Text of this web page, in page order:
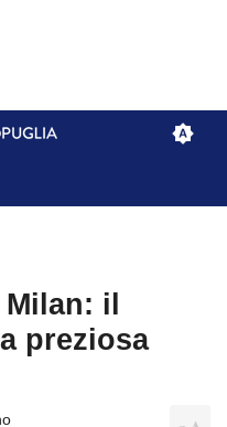
Milan: il
preziosa